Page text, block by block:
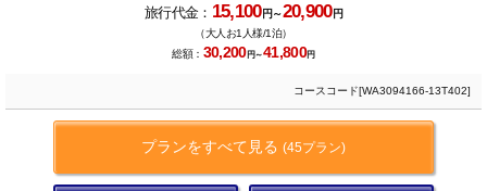
旅行代金： 15,100円～20,900円
（大人お1人様/1泊）
総額： 30,200円～41,800円
コースコード[WA3094166-13T402]
プランをすべて見る (45プラン)